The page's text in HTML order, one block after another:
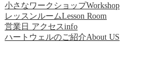
小さなワークショップWorkshop
レッスンルームLesson Room
営業日 アクセスinfo
ハートウェルのご紹介About US